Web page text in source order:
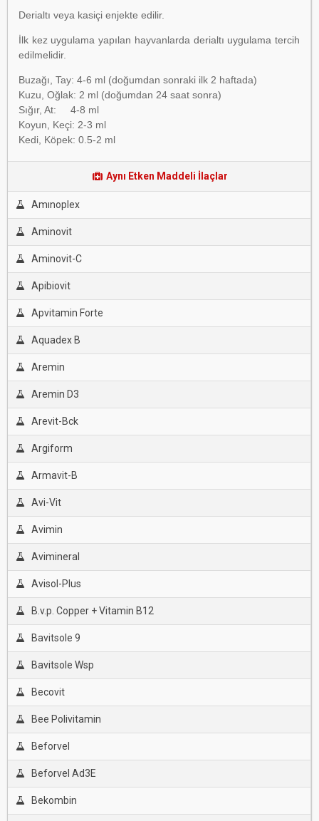
Derialtı veya kasiçi enjekte edilir.
İlk kez uygulama yapılan hayvanlarda derialtı uygulama tercih
edilmelidir.
Buzağı, Tay: 4-6 ml (doğumdan sonraki ilk 2 haftada)
Kuzu, Oğlak: 2 ml (doğumdan 24 saat sonra)
Sığır, At: 4-8 ml
Koyun, Keçi: 2-3 ml
Kedi, Köpek: 0.5-2 ml
Aynı Etken Maddeli İlaçlar
Amınoplex
Aminovit
Aminovit-C
Apibiovit
Apvitamin Forte
Aquadex B
Aremin
Aremin D3
Arevit-Bck
Argiform
Armavit-B
Avi-Vit
Avimin
Avimineral
Avisol-Plus
B.v.p. Copper + Vitamin B12
Bavitsole 9
Bavitsole Wsp
Becovit
Bee Polivitamin
Beforvel
Beforvel Ad3E
Bekombin